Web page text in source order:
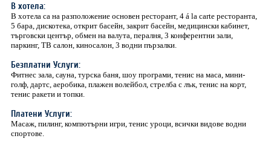
В хотела:
В хотела са на разположение основен ресторант, 4 á la carte ресторанта,
5 бара, дискотека, открит басейн, закрит басейн, медицински кабинет,
търговски център, обмен на валута, пералня, 3 конферентни зали,
паркинг, ТВ салон, киносалон, 3 водни пързалки.
Безплатни Услуги:
Фитнес зала, сауна, турска баня, шоу програми, тенис на маса, мини-
голф, дартс, аеробика, плажен волейбол, стрелба с лък, тенис на корт,
тенис ракети и топки.
Платени Услуги:
Масаж, пилинг, компютърни игри, тенис уроци, всички видове водни
спортове.